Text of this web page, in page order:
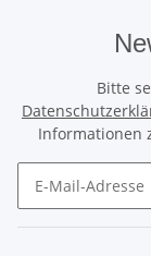
Bitte
Informationen